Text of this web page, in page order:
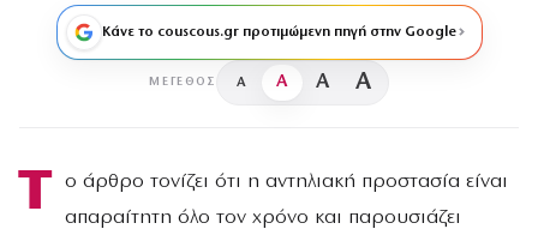
Κάνε το couscous.gr προτιμώμενη πηγή στην Google
ΜΈΓΕΘΟΣ A A A A
Τ
ο άρθρο τονίζει ότι η αντηλιακή προστασία είναι
απαραίτητη όλο τον χρόνο και παρουσιάζει